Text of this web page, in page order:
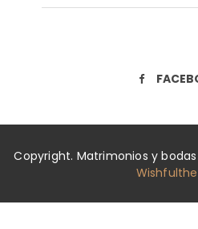
Copyright. Matrimonios y